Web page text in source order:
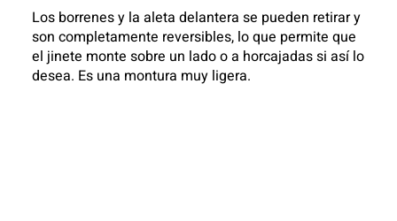
Los borrenes y la aleta delantera se pueden retirar y
son completamente reversibles, lo que permite que
el jinete monte sobre un lado o a horcajadas si así lo
desea. Es una montura muy ligera.